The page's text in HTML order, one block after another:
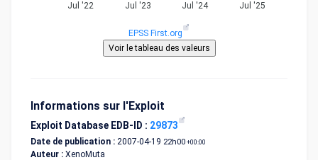
Jul '22 Jul '23 Jul '24 Jul '25
EPSS First.org
Informations sur l'Exploit
Exploit Database EDB-ID : 29873
Date de publication : 2007-04-19 22h00 +00:00
Auteur : XenoMuta